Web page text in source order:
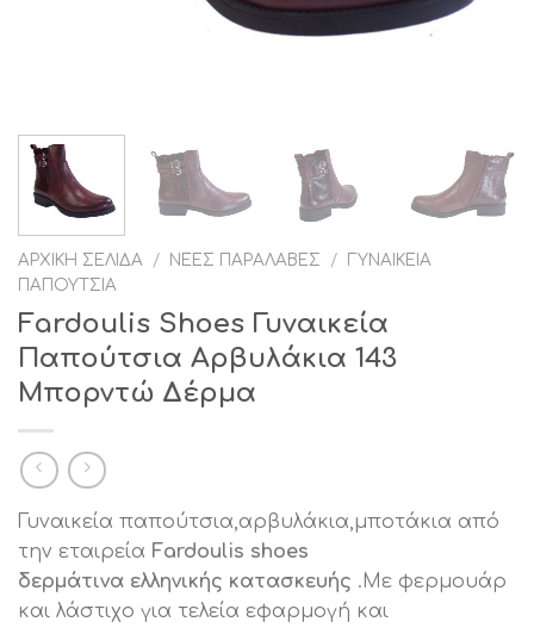
ΑΡΧΙΚΉ ΣΕΛΊΔΑ / ΝΈΕΣ ΠΑΡΑΛΑΒΈΣ /
ΓΥΝΑΙΚΕΊΑ
ΠΑΠΟΎΤΣΙΑ
Fardoulis Shoes Γυναικεία
Παπούτσια Αρβυλάκια 143
Μπορντώ Δέρμα
Γυναικεία παπούτσια,αρβυλάκια,μποτάκια από
την εταιρεία Fardoulis shoes
δερμάτινα ελληνικής κατασκευής .Με φερμουάρ
και λάστιχο για τελεία εφαρμογή και